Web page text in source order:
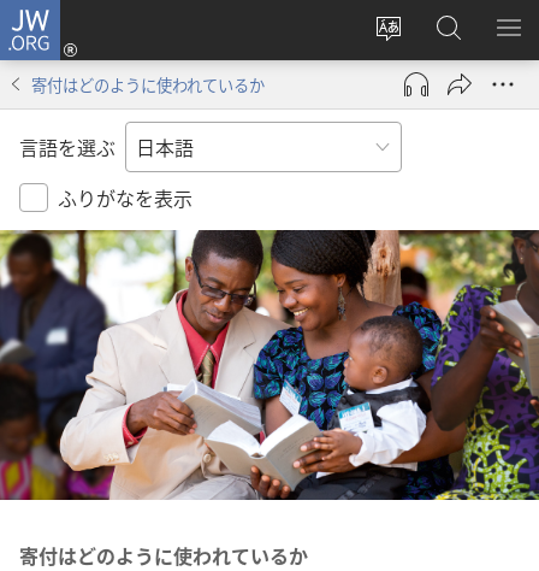
JW.ORG
サ
イ
ト
の
言
を
変
え
る
ロ
グ
ン
し
タ
ブ
で
開
く）
JW.ORG
の
検
メ
を
寄付はどのように使われているか
言語を選ぶ
ふりがなを表示
寄付はどのように使われているか